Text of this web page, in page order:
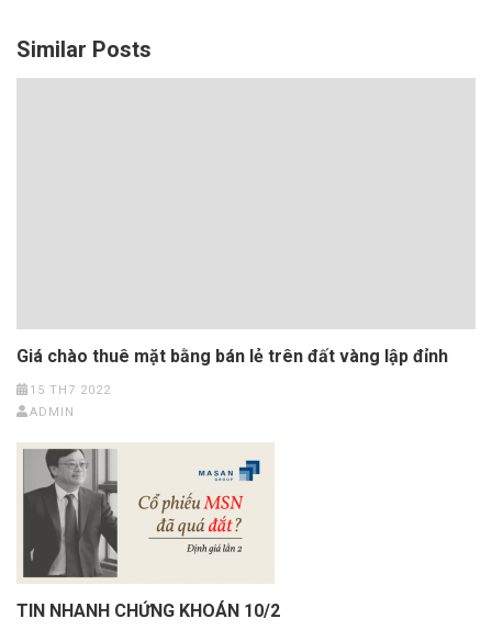
Similar Posts
Giá chào thuê mặt bằng bán lẻ trên đất vàng lập đỉnh
15 TH7 2022
ADMIN
TIN NHANH CHỨNG KHOÁN 10/2